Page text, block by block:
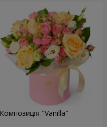
Композиція "Vanilla"